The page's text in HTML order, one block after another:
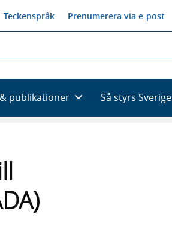
Teckenspråk Prenumerera via e-post
publikationer Så styrs Sverige